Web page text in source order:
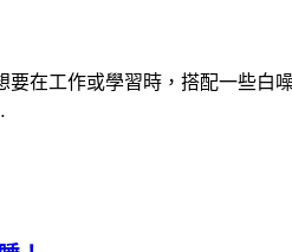
在工作或學習時，搭配一些白